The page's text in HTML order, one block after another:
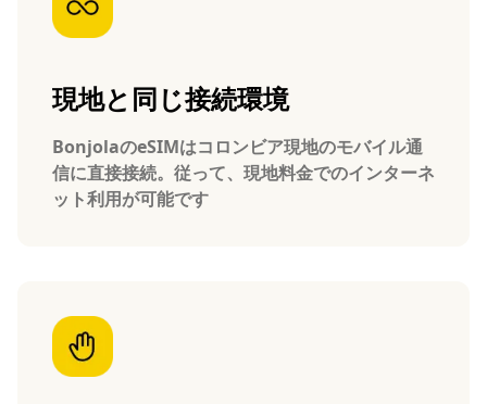
現地と同じ接続環境
BonjolaのeSIMはコロンビア現地のモバイル通
信に直接接続。従って、現地料金でのインターネ
ット利用が可能です